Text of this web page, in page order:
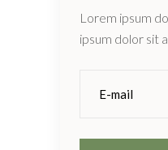
Lorem ipsum
ipsum dolor sit